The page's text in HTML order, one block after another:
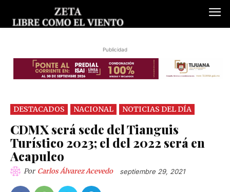
Publicidad
DESTACADOS NACIONAL NOTICIAS DEL DÍA
CDMX será sede del Tianguis
Turístico 2023; el del 2022 será en
Acapulco
Por Carlos Álvarez Acevedo septiembre 29, 2021